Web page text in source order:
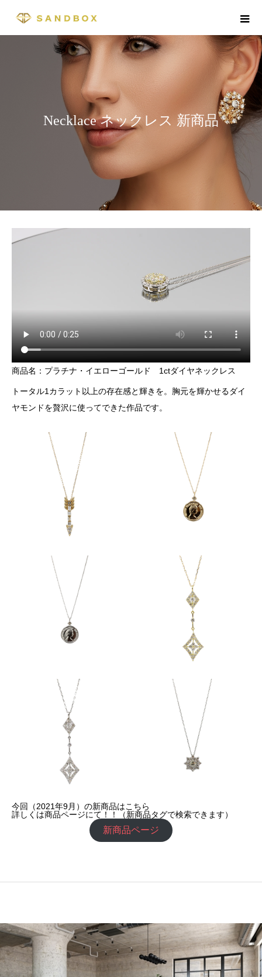
Necklace ネックレス 新商品
商品名：プラチナ・イエローゴールド 1ctダイヤネックレス
トータル1カラット以上の存在感と輝きを。胸元を輝かせるダイ
ヤモンドを贅沢に使ってできた作品です。
今回（2021年9月）の新商品はこちら
詳しくは商品ページにて！！（新商品タグで検索できます）
新商品ページ